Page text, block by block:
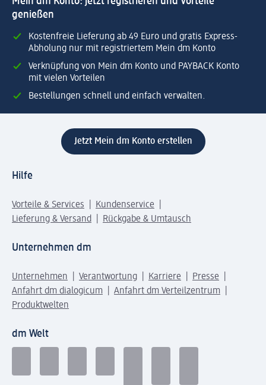
genießen
Kostenfreie Lieferung ab 49 Euro und gratis Express-
Abholung nur mit registriertem Mein dm Konto
Verknüpfung von Mein dm Konto und PAYBACK Konto
mit vielen Vorteilen
Bestellungen schnell und einfach verwalten.
Jetzt Mein dm Konto erstellen
Hilfe
Vorteile & Services
Kundenservice
Lieferung & Versand
Rückgabe & Umtausch
Unternehmen dm
Unternehmen Verantwortung Karriere
Presse
Anfahrt dm dialogicum
Anfahrt dm Verteilzentrum
Produktwelten
dm Welt